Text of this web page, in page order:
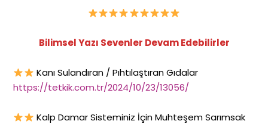
Bilimsel Yazı Sevenler Devam Edebilirler
Kanı Sulandıran / Pıhtılaştıran Gıdalar
https://tetkik.com.tr/2024/10/23/13056/
Kalp Damar Sisteminiz İçin Muhteşem Sarımsak